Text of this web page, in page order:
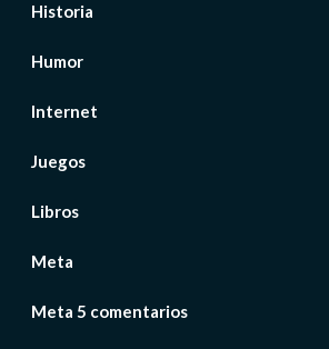
Historia
Humor
Internet
Juegos
Libros
Meta
Meta 5 comentarios